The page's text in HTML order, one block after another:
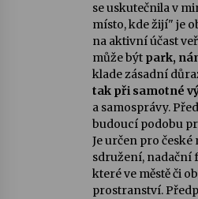
se uskutečnila v
místo, kde žijí" je
na aktivní účast
může být park,
klade zásadní
tak při samotné
a samosprávy.
budoucí podobu
Je určen pro
sdružení, nadační
které ve městě či
prostranství.